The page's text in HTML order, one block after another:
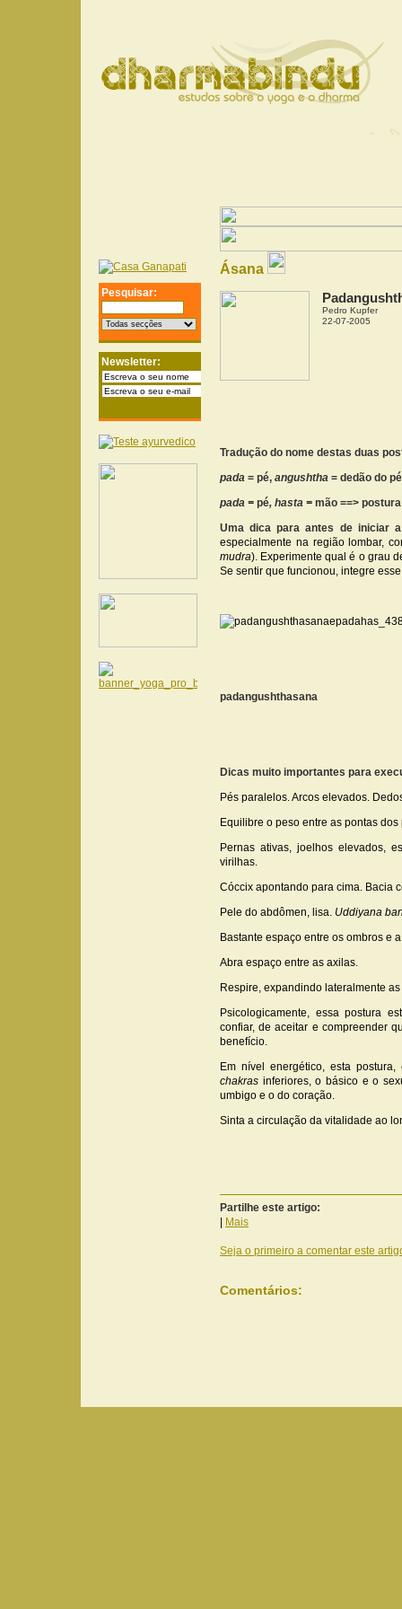
Pesquisar:
Newsletter:
Ásana
Pedro Kupfer
22-07-2005
Tradução do nome destas duas
pada = pé, angushtha = dedão do
pada = pé, hasta = mão ==>
Uma dica para antes de iniciar
especialmente na região lombar,
mudra). Experimente qual é o grau
Se sentir que funcionou, integre
padangushthasana
Dicas muito importantes para
Pés paralelos. Arcos elevados.
Equilibre o peso entre as pontas
Pernas ativas, joelhos elevados,
virilhas.
Cóccix apontando para cima. Bacia
Pele do abdômen, lisa. Uddiyana
Bastante espaço entre os ombros e
Abra espaço entre as axilas.
Respire, expandindo lateralmente
Psicologicamente, essa postura
confiar, de aceitar e compreender
benefício.
Em nível energético, esta
chakras inferiores, o básico e o
umbigo e o do coração.
Sinta a circulação da vitalidade ao
Partilhe este artigo:
Mais
Seja o primeiro a comentar este
Comentários: